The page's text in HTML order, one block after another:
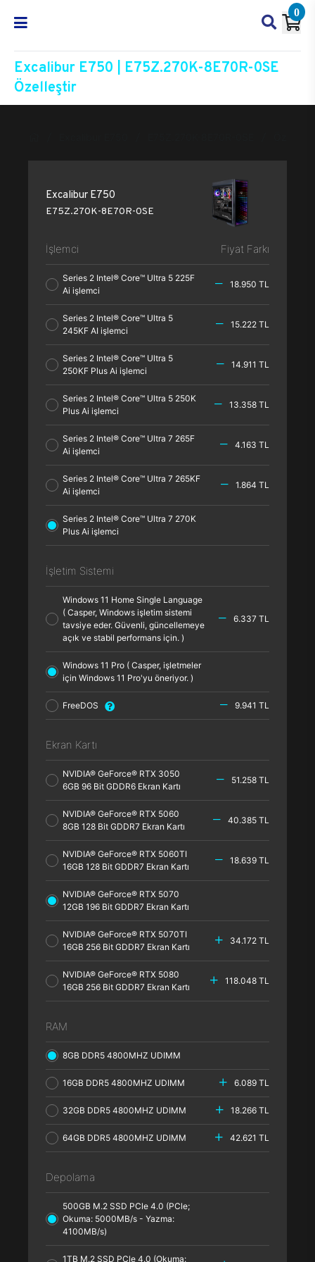
0
Excalibur E750 | E75Z.270K-8E70R-0SE
Özelleştir
Excalibur E750
E75Z.270K-8E70R-0SE
İşlemci Fiyat Farkı
Series 2 Intel® Core™ Ultra 5 225F
Ai işlemci
18.950 TL
Series 2 Intel® Core™ Ultra 5
245KF AI işlemci
15.222 TL
Series 2 Intel® Core™ Ultra 5
250KF Plus Ai işlemci
14.911 TL
Series 2 Intel® Core™ Ultra 5 250K
Plus Ai işlemci
13.358 TL
Series 2 Intel® Core™ Ultra 7 265F
Ai işlemci
4.163 TL
Series 2 Intel® Core™ Ultra 7 265KF
Ai işlemci
1.864 TL
Series 2 Intel® Core™ Ultra 7 270K
Plus Ai işlemci
İşletim Sistemi
Windows 11 Home Single Language
( Casper, Windows işletim sistemi
tavsiye eder. Güvenli, güncellemeye
açık ve stabil performans için. )
6.337 TL
Windows 11 Pro ( Casper, işletmeler
için Windows 11 Pro'yu öneriyor. )
FreeDOS 9.941 TL
Ekran Kartı
NVIDIA® GeForce® RTX 3050
6GB 96 Bit GDDR6 Ekran Kartı
51.258 TL
NVIDIA® GeForce® RTX 5060
8GB 128 Bit GDDR7 Ekran Kartı
40.385 TL
NVIDIA® GeForce® RTX 5060TI
16GB 128 Bit GDDR7 Ekran Kartı
18.639 TL
NVIDIA® GeForce® RTX 5070
12GB 196 Bit GDDR7 Ekran Kartı
NVIDIA® GeForce® RTX 5070TI
16GB 256 Bit GDDR7 Ekran Kartı
34.172 TL
NVIDIA® GeForce® RTX 5080
16GB 256 Bit GDDR7 Ekran Kartı
118.048 TL
RAM
8GB DDR5 4800MHZ UDIMM
16GB DDR5 4800MHZ UDIMM 6.089 TL
32GB DDR5 4800MHZ UDIMM 18.266 TL
64GB DDR5 4800MHZ UDIMM 42.621 TL
Depolama
500GB M.2 SSD PCle 4.0 (PCle;
Okuma: 5000MB/s - Yazma:
4100MB/s)
1TB M.2 SSD PCle 4.0 (Okuma: